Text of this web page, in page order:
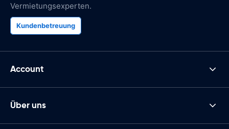
Vermietungsexperten.
Kundenbetreuung
Account
Über uns